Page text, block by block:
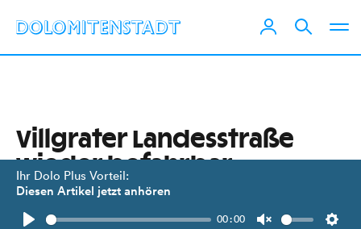
Ihr Dolo Plus Vorteil:
Diesen Artikel jetzt anhören
00:00
Villgrater Landesstraße
wieder befahrbar
Ab heute Mittag ist die nach einem